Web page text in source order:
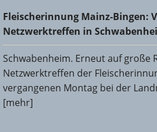
Fleischerinnung Mainz-Bingen:
Netzwerktreffen in Schwabenheim
Fleischerinnung Mainz-Bingen:
Netzwerktreffen in
Schwabenheim. Erneut auf große
Netzwerktreffen der
vergangenen Montag bei der
[mehr]